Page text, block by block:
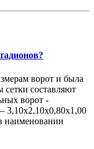
ворот и была
составляют
ворот -
3,10х2,10х0,80х1,00
наименовании